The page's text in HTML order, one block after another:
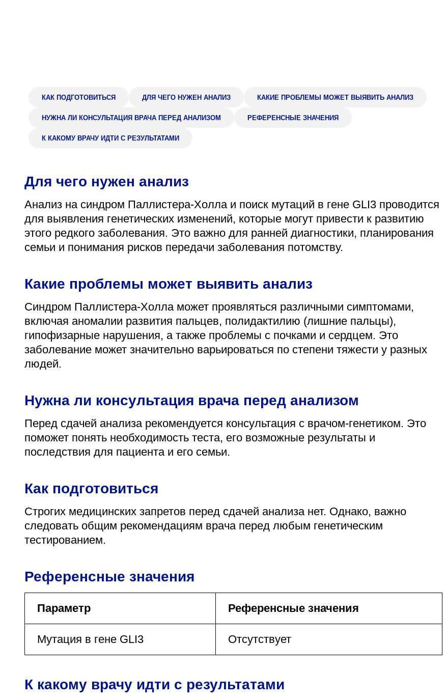
399000, г.
08:00–15:45
КАК ПОДГОТОВИТЬСЯ ДЛЯ ЧЕГО НУЖЕН АНАЛИЗ КАКИЕ ПРОБЛЕМЫ МОЖЕТ ВЫЯВИТЬ АНАЛИЗ
НУЖНА ЛИ КОНСУЛЬТАЦИЯ ВРАЧА ПЕРЕД АНАЛИЗОМ РЕФЕРЕНСНЫЕ ЗНАЧЕНИЯ
К КАКОМУ ВРАЧУ ИДТИ С РЕЗУЛЬТАТАМИ
Для чего нужен анализ
Анализ на синдром Паллистера-Холла и поиск мутаций в гене GLI3 проводится
для выявления генетических изменений, которые могут привести к развитию
этого редкого заболевания. Это важно для ранней диагностики, планирования
семьи и понимания рисков передачи заболевания потомству.
Какие проблемы может выявить анализ
Синдром Паллистера-Холла может проявляться различными симптомами,
включая аномалии развития пальцев, полидактилию (лишние пальцы),
гипофизарные нарушения, а также проблемы с почками и сердцем. Это
заболевание может значительно варьироваться по степени тяжести у разных
людей.
Нужна ли консультация врача перед анализом
Перед сдачей анализа рекомендуется консультация с врачом-генетиком. Это
поможет понять необходимость теста, его возможные результаты и
последствия для пациента и его семьи.
Как подготовиться
Строгих медицинских запретов перед сдачей анализа нет. Однако, важно
следовать общим рекомендациям врача перед любым генетическим
тестированием.
Референсные значения
Параметр Референсные значения
Мутация в гене GLI3 Отсутствует
К какому врачу идти с результатами